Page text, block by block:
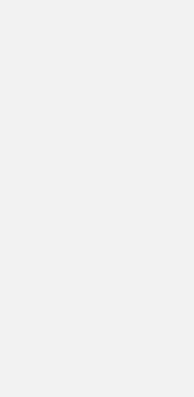
Sie regelmäßig von uns
Neuigkeiten, gebündelt und
bin ich damit einverstanden, über
Angebote
und eine Abmeldung ist
Umgang mit Daten finden Sie
Sie doch einen unserer weiteren